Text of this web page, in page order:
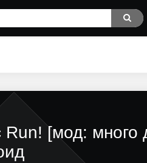
Run! [мод: много